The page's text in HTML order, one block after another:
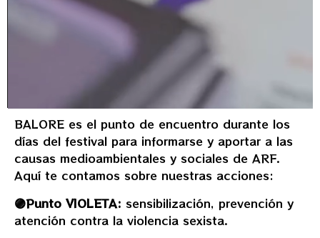
BALORE es el punto de encuentro durante los
días del festival para informarse y aportar a las
causas medioambientales y sociales de ARF.
Aquí te contamos sobre nuestras acciones:
🟣Punto VIOLETA: sensibilización, prevención y
atención contra la violencia sexista.